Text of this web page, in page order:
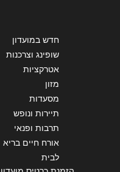
חדש במועדון
שופינג וצרכנות
אטרקציות
מזון
מסעדות
תיירות ונופש
תרבות ופנאי
אורח חיים בריא
לבית